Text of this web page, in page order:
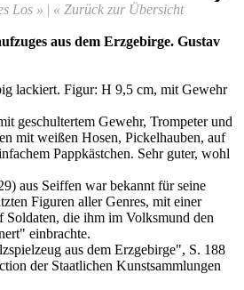
Los » | « Zurück zur Übersicht
aus dem Erzgebirge. Gustav
lackiert. Figur: H 9,5 cm, mit Gewehr
geschultertem Gewehr, Trompeter und
mit weißen Hosen, Pickelhauben, auf
Pappkästchen. Sehr guter, wohl
aus Seiffen war bekannt für seine
Figuren aller Genres, mit einer
Soldaten, die ihm im Volksmund den
einbrachte.
aus dem Erzgebirge", S. 188
der Staatlichen Kunstsammlungen